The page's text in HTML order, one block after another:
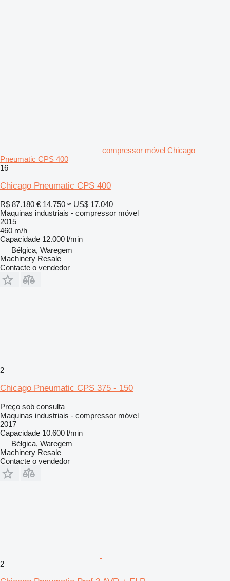
compressor móvel Chicago
Pneumatic CPS 400
16
Chicago Pneumatic CPS 400
R$ 87.180 € 14.750 ≈ US$ 17.040
Maquinas industriais - compressor móvel
2015
460 m/h
Capacidade 12.000 l/min
Bélgica, Waregem
Machinery Resale
Contacte o vendedor
2
Chicago Pneumatic CPS 375 - 150
Preço sob consulta
Maquinas industriais - compressor móvel
2017
Capacidade 10.600 l/min
Bélgica, Waregem
Machinery Resale
Contacte o vendedor
2